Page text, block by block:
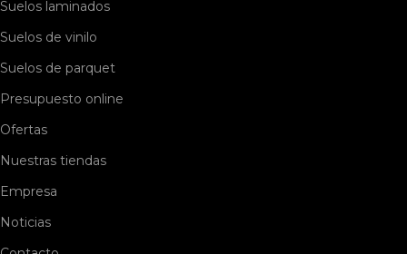
Suelos laminados
Suelos de vinilo
Suelos de parquet
Presupuesto online
Ofertas
Nuestras tiendas
Empresa
Noticias